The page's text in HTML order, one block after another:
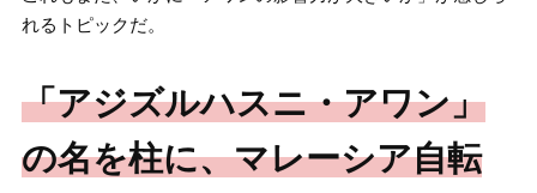
れるトピックだ。
「アジズルハスニ・アワン」
の名を柱に、マレーシア自転